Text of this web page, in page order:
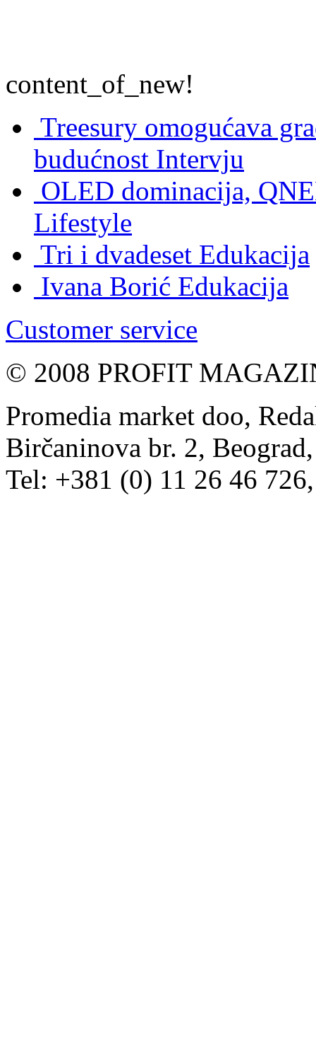
content_of_new!
Treesury omogućava
budućnost Intervju
OLED dominacija,
Lifestyle
Tri i dvadeset Edukacija
Ivana Borić Edukacija
Customer service
© 2008 PROFIT
Promedia market doo,
Birčaninova br. 2,
Tel: +381 (0) 11 26 46